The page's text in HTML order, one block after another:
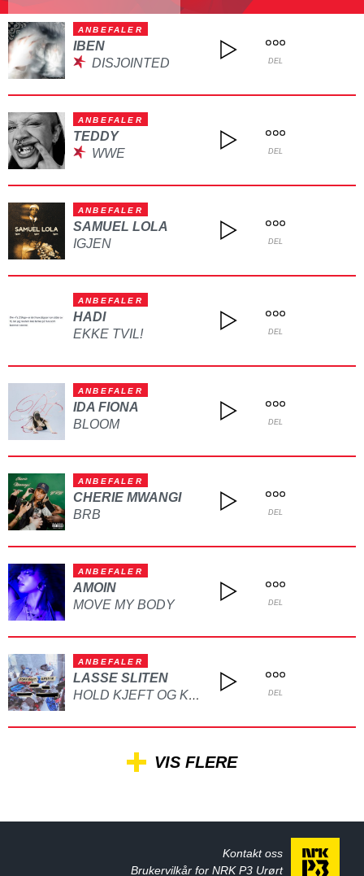
ANBEFALER
IBEN
DISJOINTED
DEL
ANBEFALER
TEDDY
WWE
DEL
ANBEFALER
SAMUEL LOLA
IGJEN
DEL
ANBEFALER
HADI
EKKE TVIL!
DEL
ANBEFALER
IDA FIONA
BLOOM
DEL
ANBEFALER
CHERIE MWANGI
BRB
DEL
ANBEFALER
AMOIN
MOVE MY BODY
DEL
ANBEFALER
LASSE SLITEN
HOLD KJEFT OG KYSS MEG DEL
VIS FLERE
Kontakt oss
Brukervilkår for NRK P3 Urørt